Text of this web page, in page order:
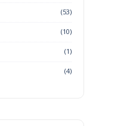
(53)
(10)
(1)
(4)